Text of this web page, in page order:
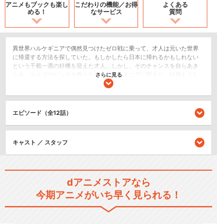
アニメもブックも楽し
める！
こだわりの機能／お得
なサービス
よくある
質問
異世界ハルケギニアで偶然見つけたゼロ戦に乗って、才人は元いた世界
に帰還する方法を探していた。もしかしたら日本に帰れるかもしれない
という千載一遇の好機を迎えた才人。しかし、そのチャンスを自らあき
らめ、ルイズのピンチを救うためにハルケギニアに留まり、結局もうし
ばらくルイズの使い魔でいることを選んだ才人。ルイズも、ようやく才
り、床で寝させたり、鞭で叩いたりはしなくなっていた。しかし、そん
な待遇の良さに調子をよくした才人は、せっかくのルイズのはからいを
よそに相変わらずあっちにふらふら、こっちにふらふら…。その度にご主
人様であるルイズの逆鱗に触れ、結局お仕置きされてしまう才人。そん
シリーズ／関連のアニメ作品
ゼロの使い魔
さらに見る
エピソード（全12話）
キャスト ／ スタッフ
dアニメストアなら
今期アニメがいち早く見られる！